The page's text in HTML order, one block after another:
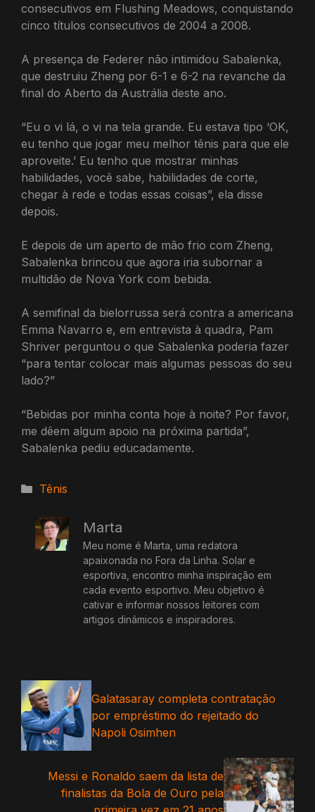
consecutivos em Flushing Meadows, conquistando
cinco títulos consecutivos de 2004 a 2008.
A presença de Federer não intimidou Sabalenka,
que destruiu Zheng por 6-1 e 6-2 na revanche da
final do Aberto da Austrália deste ano.
“Eu o vi lá, o vi na tela grande. Eu estava tipo ‘OK,
eu tenho que jogar meu melhor tênis para que ele
aproveite.’ Eu tenho que mostrar minhas
habilidades, você sabe, habilidades de corte,
chegar à rede e todas essas coisas”, ela disse
depois.
E depois de um aperto de mão frio com Zheng,
Sabalenka brincou que agora iria subornar a
multidão de Nova York com bebida.
A semifinal da bielorrussa será contra a americana
Emma Navarro e, em entrevista à quadra, Pam
Shriver perguntou o que Sabalenka poderia fazer
“para tentar colocar mais algumas pessoas do seu
lado?”
“Bebidas por minha conta hoje à noite? Por favor,
me dêem algum apoio na próxima partida”,
Sabalenka pediu educadamente.
Categorias
Tênis
Marta
Meu nome é Marta, uma redatora
apaixonada no Fora da Linha. Solar e
esportiva, encontro minha inspiração em
cada evento esportivo. Meu objetivo é
cativar e informar nossos leitores com
artigos dinâmicos e inspiradores.
Galatasaray completa contratação
por empréstimo do rejeitado do
Napoli Osimhen
Messi e Ronaldo saem da lista de
finalistas da Bola de Ouro pela